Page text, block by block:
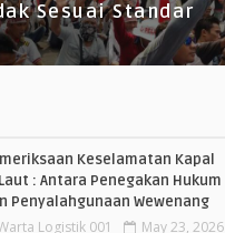
Sesuai Standar
Keselamatan Kapal
: Antara Penegakan Hukum
Penyalahgunaan Wewenang
Logistik 001 May 23, 2026